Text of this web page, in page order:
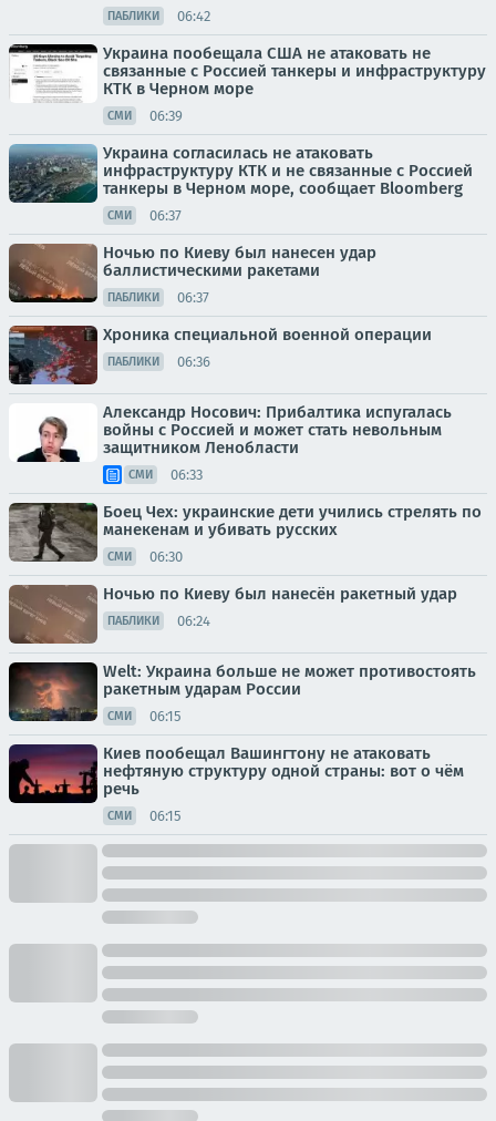
ПАБЛИКИ 06:42
Украина пообещала США не атаковать не
связанные с Россией танкеры и инфраструктуру
КТК в Черном море
СМИ 06:39
Украина согласилась не атаковать
инфраструктуру КТК и не связанные с Россией
танкеры в Черном море, сообщает Bloomberg
СМИ 06:37
Ночью по Киеву был нанесен удар
баллистическими ракетами
ПАБЛИКИ 06:37
Хроника специальной военной операции
ПАБЛИКИ 06:36
Александр Носович: Прибалтика испугалась
войны с Россией и может стать невольным
защитником Ленобласти
СМИ 06:33
Боец Чех: украинские дети учились стрелять по
манекенам и убивать русских
СМИ 06:30
Ночью по Киеву был нанесён ракетный удар
ПАБЛИКИ 06:24
Welt: Украина больше не может противостоять
ракетным ударам России
СМИ 06:15
Киев пообещал Вашингтону не атаковать
нефтяную структуру одной страны: вот о чём
речь
СМИ 06:15